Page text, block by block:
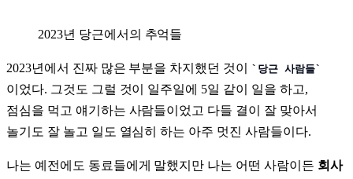
2023년 당근에서의 추억들
2023년에서 진짜 많은 부분을 차지했던 것이 당근 사람들
이었다. 그것도 그럴 것이 일주일에 5일 같이 일을 하고,
점심을 먹고 얘기하는 사람들이었고 다들 결이 잘 맞아서
놀기도 잘 놀고 일도 열심히 하는 아주 멋진 사람들이다.
나는 예전에도 동료들에게 말했지만 나는 어떤 사람이든 회사